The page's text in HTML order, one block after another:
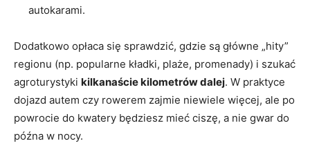
autokarami.
Dodatkowo opłaca się sprawdzić, gdzie są główne „hity”
regionu (np. popularne kładki, plaże, promenady) i szukać
agroturystyki kilkanaście kilometrów dalej. W praktyce
dojazd autem czy rowerem zajmie niewiele więcej, ale po
powrocie do kwatery będziesz mieć ciszę, a nie gwar do
późna w nocy.